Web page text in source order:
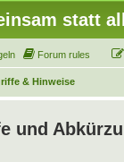
statt
Forum rules
& Hinweise
und